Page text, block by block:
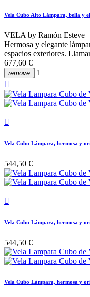
Vela Cubo Alto Lámpara, bella y
VELA by Ramón Esteve
Hermosa y elegante
espacios exteriores.
677,60 €
remove


Vela Cubo Lámpara, hermosa y
544,50 €

Vela Cubo Lámpara, hermosa y
544,50 €
Vela Cubo Lámpara, hermosa y